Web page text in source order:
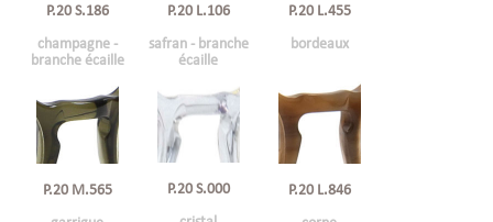
P.20 S.186
champagne -
branche écaille
P.20 L.106
safran - branche
écaille
P.20 L.455
bordeaux
P.20 M.565
P.20 S.000
P.20 L.846